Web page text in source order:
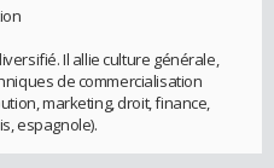
Il allie culture générale,
de commercialisation
marketing, droit, finance,
espagnole).